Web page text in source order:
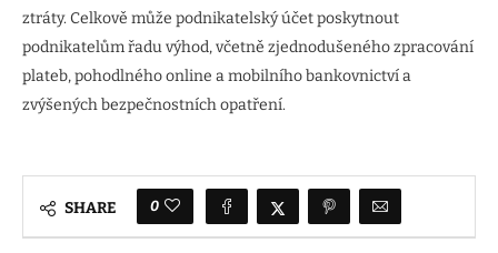
ztráty. Celkově může podnikatelský účet poskytnout
podnikatelům řadu výhod, včetně zjednodušeného zpracování
plateb, pohodlného online a mobilního bankovnictví a
zvýšených bezpečnostních opatření.
SHARE 0